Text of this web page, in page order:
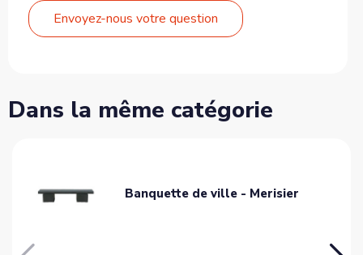
Envoyez-nous votre question
Dans la même catégorie
Banquette de ville - Merisier